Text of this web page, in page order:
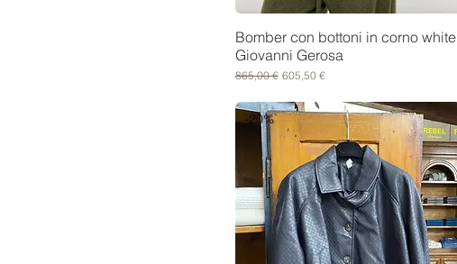
Bomber con bottoni in corno white
Giovanni Gerosa
Prezzo regolare
865,00 € Prezzo scontato
605,50 €
-20%